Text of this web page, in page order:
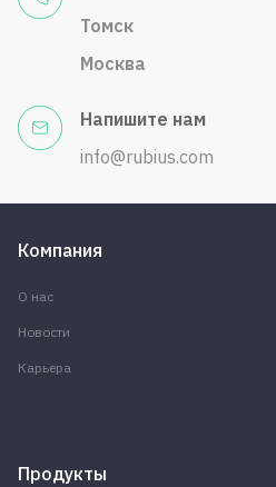
Томск
Москва
Напишите нам
info@rubius.com
Компания
О нас
Новости
Карьера
Продукты